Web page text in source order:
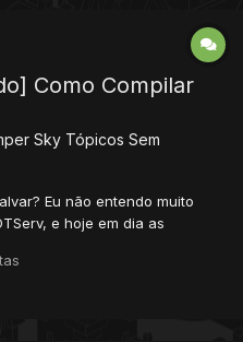
Como Compilar
Sky Tópicos Sem
Eu não entendo muito
e hoje em dia as
Tentei seguir alguns
e até mesmo em outros...